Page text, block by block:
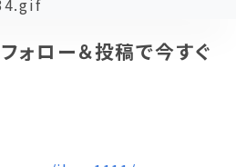
ォロー＆投稿で今すぐ